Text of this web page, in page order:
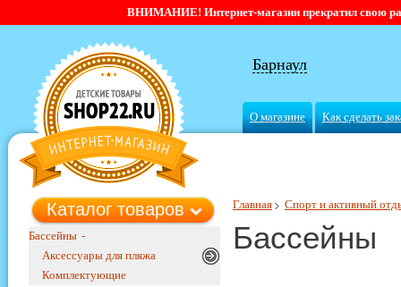
ВНИМАНИЕ! Интернет-магазин прекратил свою
Барнаул
О магазине Как сделать
Главная Спорт и активный
Бассейны
Каталог товаров
Бассейны -
Аксессуары для пляжа
Комплектующие